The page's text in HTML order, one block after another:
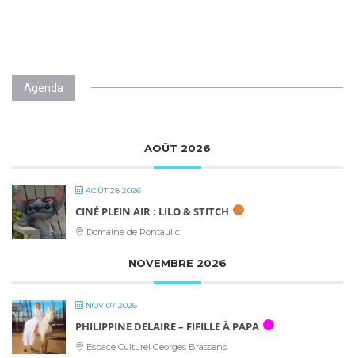
Agenda
AOÛT 2026
AOÛT 28 2026
CINÉ PLEIN AIR : LILO & STITCH
Domaine de Pontaulic
NOVEMBRE 2026
NOV 07 2026
PHILIPPINE DELAIRE – FIFILLE À PAPA
Espace Culturel Georges Brassens